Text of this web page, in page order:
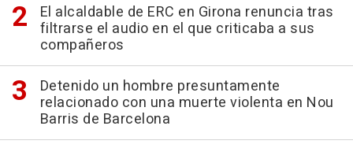
El alcaldable de ERC en Girona renuncia tras
filtrarse el audio en el que criticaba a sus
compañeros
Detenido un hombre presuntamente
relacionado con una muerte violenta en Nou
Barris de Barcelona